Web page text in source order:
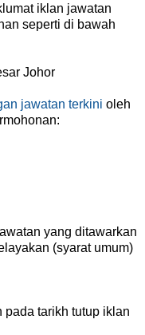
iklan jawatan
seperti di bawah
Johor
jawatan terkini oleh
yang ditawarkan
(syarat umum)
pada tarikh tutup iklan